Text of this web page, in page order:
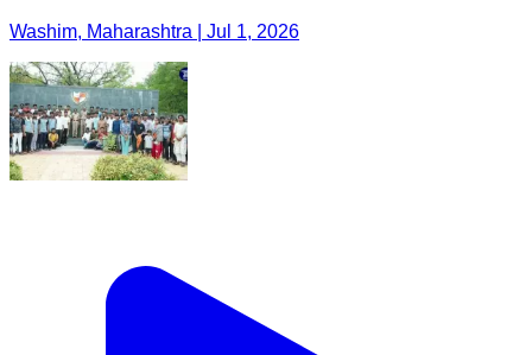
Washim, Maharashtra | Jul 1, 2026